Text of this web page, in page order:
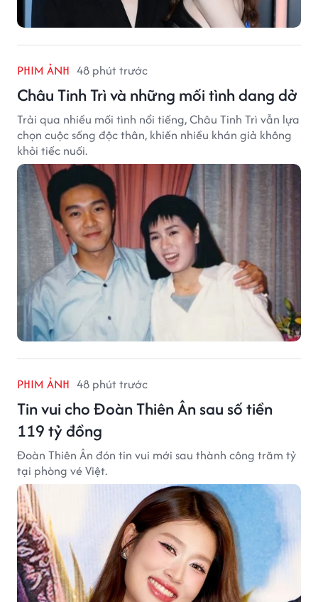
PHIM ẢNH 48 phút trước
Châu Tinh Trì và những mối tình dang dở
Trải qua nhiều mối tình nổi tiếng, Châu Tinh Trì vẫn lựa
chọn cuộc sống độc thân, khiến nhiều khán giả không
khỏi tiếc nuối.
PHIM ẢNH 48 phút trước
Tin vui cho Đoàn Thiên Ân sau số tiền
119 tỷ đồng
Đoàn Thiên Ân đón tin vui mới sau thành công trăm tỷ
tại phòng vé Việt.